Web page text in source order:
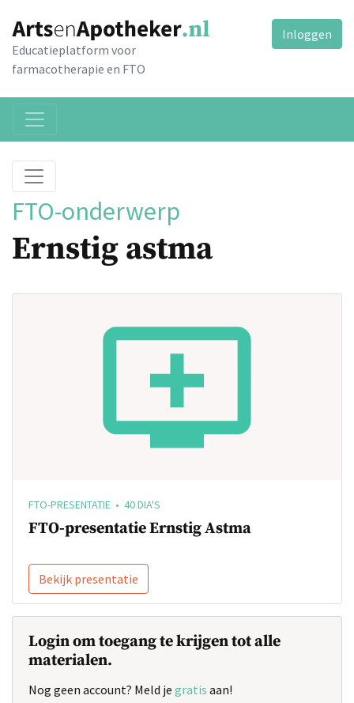
Educatieplatform voor
farmacotherapie en FTO
Inloggen
FTO-onderwerp
Ernstig astma
FTO-PRESENTATIE • 40 DIA'S
FTO-presentatie Ernstig Astma
Bekijk presentatie
Login om toegang te krijgen tot alle
materialen.
Nog geen account? Meld je gratis aan!